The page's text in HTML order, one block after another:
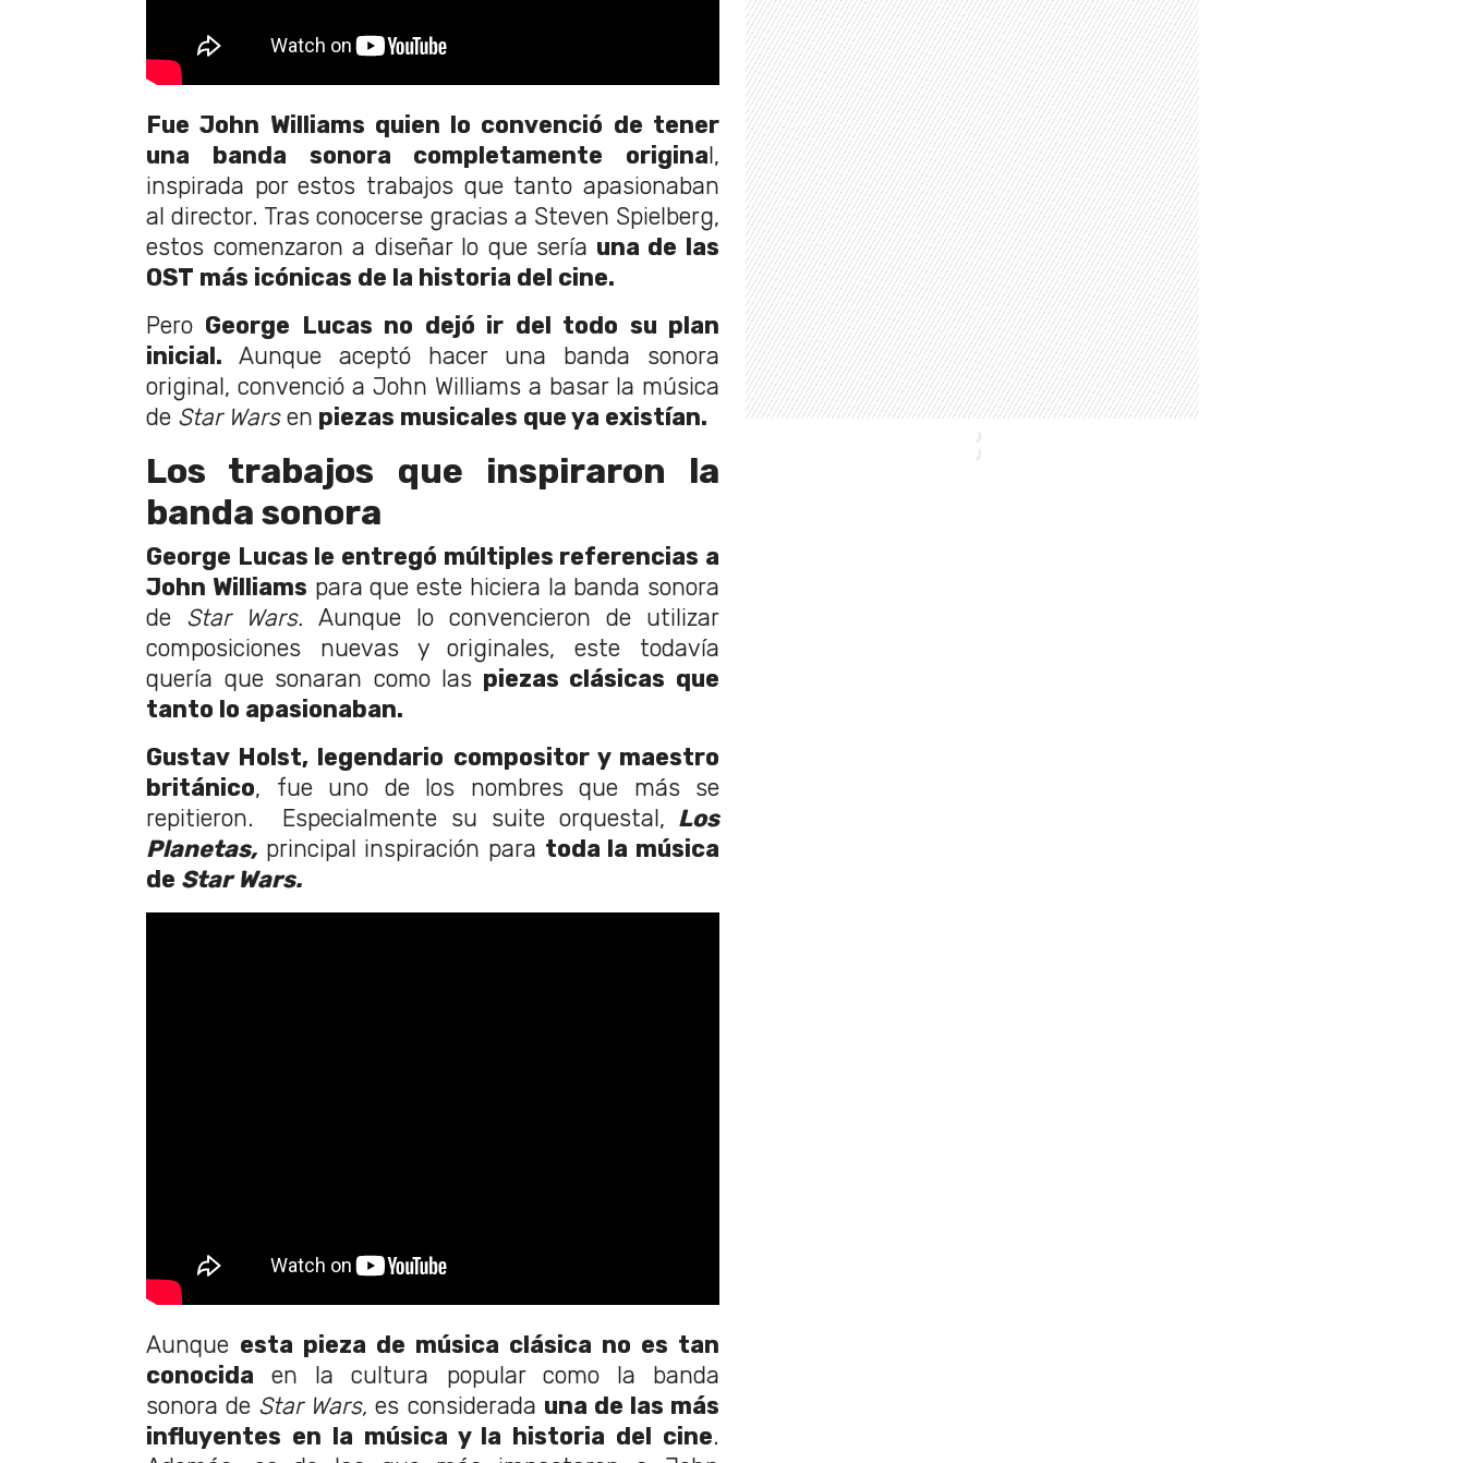
Fue John Williams quien lo convenció de tener
una banda sonora completamente original,
inspirada por estos trabajos que tanto apasionaban
al director. Tras conocerse gracias a Steven Spielberg,
estos comenzaron a diseñar lo que sería una de las
OST más icónicas de la historia del cine.
Pero George Lucas no dejó ir del todo su plan
inicial. Aunque aceptó hacer una banda sonora
original, convenció a John Williams a basar la música
de Star Wars en piezas musicales que ya existían.
Los trabajos que inspiraron la
banda sonora
George Lucas le entregó múltiples referencias a
John Williams para que este hiciera la banda sonora
de Star Wars. Aunque lo convencieron de utilizar
composiciones nuevas y originales, este todavía
quería que sonaran como las piezas clásicas que
tanto lo apasionaban.
Gustav Holst, legendario compositor y maestro
británico, fue uno de los nombres que más se
repitieron. Especialmente su suite orquestal, Los
Planetas, principal inspiración para toda la música
de Star Wars.
Aunque esta pieza de música clásica no es tan
conocida en la cultura popular como la banda
sonora de Star Wars,es considerada una de las más
influyentes en la música y la historia del cine.